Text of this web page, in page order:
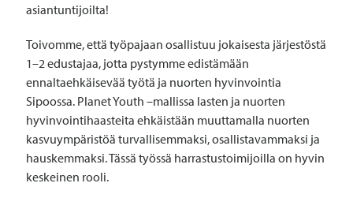
asiantuntijoilta!
Toivomme, että työpajaan osallistuu jokaisesta järjestöstä
1–2 edustajaa, jotta pystymme edistämään
ennaltaehkäisevää työtä ja nuorten hyvinvointia
Sipoossa. Planet Youth –mallissa lasten ja nuorten
hyvinvointihaasteita ehkäistään muuttamalla nuorten
kasvuympäristöä turvallisemmaksi, osallistavammaksi ja
hauskemmaksi. Tässä työssä harrastustoimijoilla on hyvin
keskeinen rooli.